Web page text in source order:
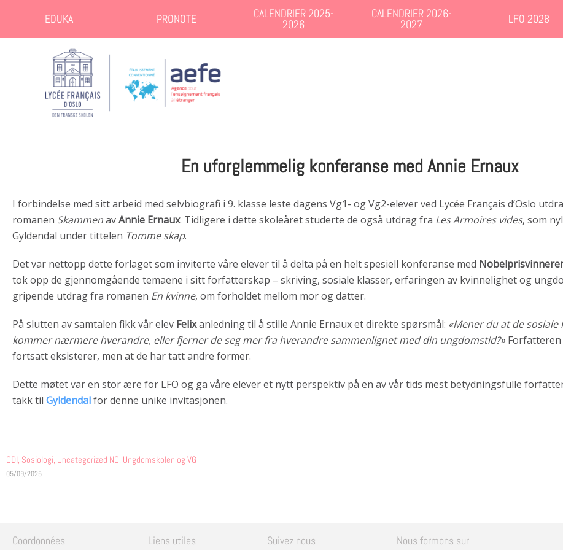
EDUKA PRONOTE CALENDRIER 2025-
2026
CALENDRIER 2026-
2027 LFO 2028
En uforglemmelig konferanse med Annie Ernaux
I forbindelse med sitt arbeid med selvbiografi i 9. klasse leste dagens Vg1- og Vg2-elever ved Lycée Français d’Oslo
romanen SkammenavAnnie Ernaux. Tidligere i dette skoleåret studerte de også utdrag fra Les Armoires vides, som
Gyldendal under tittelen Tomme skap.
Det var nettopp dette forlaget som inviterte våre elever til å delta på en helt spesiell konferanse med
tok opp de gjennomgående temaene i sitt forfatterskap – skriving, sosiale klasser, erfaringen av kvinnelighet og
gripende utdrag fra romanen En kvinne, om forholdet mellom mor og datter.
På slutten av samtalen fikk vår elev Felixanledning til å stille Annie Ernaux et direkte spørsmål: «Mener du at de sosiale
kommer nærmere hverandre, eller fjerner de seg mer fra hverandre sammenlignet med din ungdomstid?»Forfatteren
fortsatt eksisterer, men at de har tatt andre former.
Dette møtet var en stor ære for LFO og ga våre elever et nytt perspektiv på en av vår tids mest betydningsfulle
takk til Gyldendalfor denne unike invitasjonen.
CDI, Sosiologi, Uncategorized NO, Ungdomskolen og VG
05/09/2025
Coordonnées Liens utiles Suivez nous Nous formons sur